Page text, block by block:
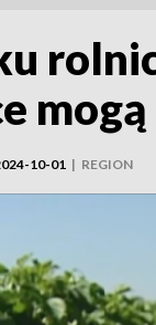
10-01 | REGION